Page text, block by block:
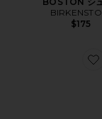
$175